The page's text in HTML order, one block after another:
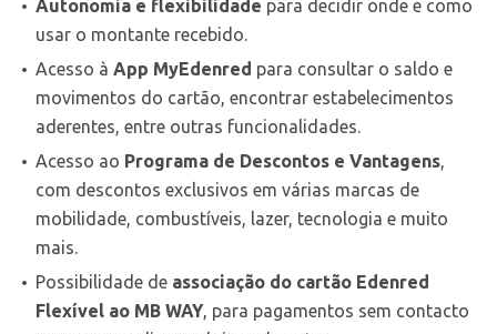
Autonomia e flexibilidade para decidir onde e como
usar o montante recebido.
Acesso à App MyEdenred para consultar o saldo e
movimentos do cartão, encontrar estabelecimentos
aderentes, entre outras funcionalidades.
Acesso ao Programa de Descontos e Vantagens
com descontos exclusivos em várias marcas de
mobilidade, combustíveis, lazer, tecnologia e muito
mais.
Possibilidade de associação do cartão Edenred
Flexível ao MB WAY, para pagamentos sem contacto